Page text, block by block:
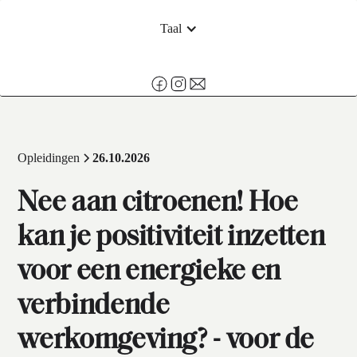
Taal
Opleidingen 26.10.2026
Nee aan citroenen! Hoe
kan je positiviteit inzetten
voor een energieke en
verbindende
werkomgeving? - voor de